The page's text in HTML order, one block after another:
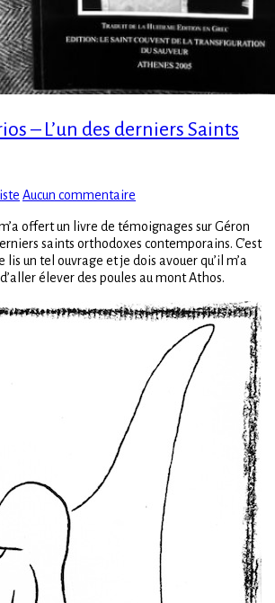
– L’un des derniers Saints
Aucun commentaire
Porphyrios
–
L’un
des
Saints
Orthodoxes
offert un livre de témoignages sur Géron
saints orthodoxes contemporains. C’est
lis un tel ouvrage et je dois avouer qu’il m’a
élever des poules au mont Athos.